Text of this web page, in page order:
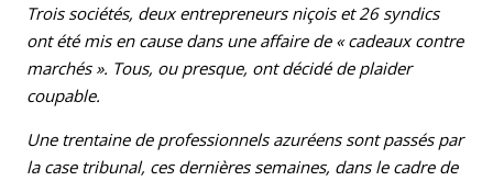
Trois sociétés, deux entrepreneurs niçois et 26 syndics
ont été mis en cause dans une affaire de « cadeaux contre
marchés ». Tous, ou presque, ont décidé de plaider
coupable.
Une trentaine de professionnels azuréens sont passés par
la case tribunal, ces dernières semaines, dans le cadre de